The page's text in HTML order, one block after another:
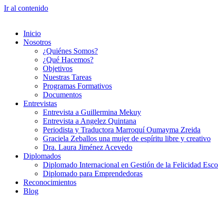
Ir al contenido
Inicio
Nosotros
¿Quiénes Somos?
¿Qué Hacemos?
Objetivos
Nuestras Tareas
Programas Formativos
Documentos
Entrevistas
Entrevista a Guillermina Mekuy
Entrevista a Angelez Quintana
Periodista y Traductora Marroquí Oumayma Zreida
Graciela Zeballos una mujer de espíritu libre y creativo
Dra. Laura Jiménez Acevedo
Diplomados
Diplomado Internacional en Gestión de la Felicidad
Diplomado para Emprendedoras
Reconocimientos
Blog